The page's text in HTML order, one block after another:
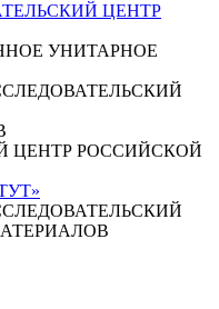
ЦЕНТР
УНИТАРНОЕ
ЦЕНТР РОССИЙСКОЙ